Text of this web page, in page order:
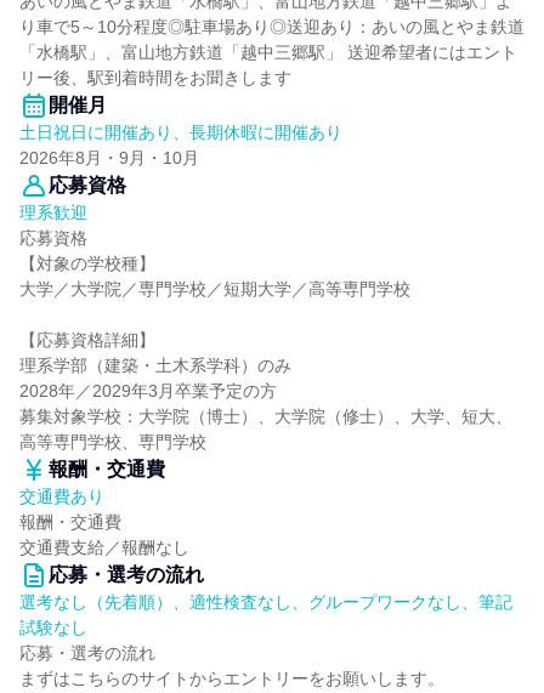
り車で5～10分程度◎駐車場あり◎送迎あり：あいの風とやま鉄道
「水橋駅」、富山地方鉄道「越中三郷駅」 送迎希望者にはエント
リー後、駅到着時間をお聞きします
開催月
土日祝日に開催あり、長期休暇に開催あり
2026年8月・9月・10月
応募資格
理系歓迎
応募資格
【対象の学校種】
大学／大学院／専門学校／短期大学／高等専門学校
【応募資格詳細】
理系学部（建築・土木系学科）のみ
2028年／2029年3月卒業予定の方
募集対象学校：大学院（博士）、大学院（修士）、大学、短大、
高等専門学校、専門学校
報酬・交通費
交通費あり
報酬・交通費
交通費支給／報酬なし
応募・選考の流れ
選考なし（先着順）、適性検査なし、グループワークなし、筆記
試験なし
応募・選考の流れ
まずはこちらのサイトからエントリーをお願いします。